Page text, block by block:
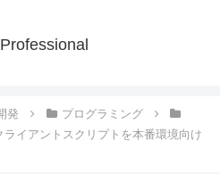
発
プログラミング
ライアントスクリプトを本番環境向け